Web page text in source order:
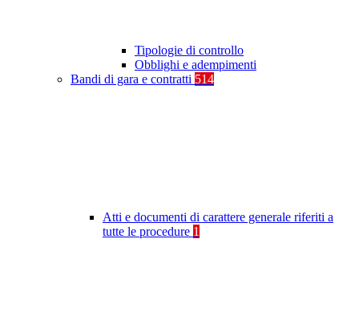
Tipologie di controllo
Obblighi e adempimenti
Bandi di gara e contratti 514
Atti e documenti di carattere generale riferiti a
tutte le procedure 1